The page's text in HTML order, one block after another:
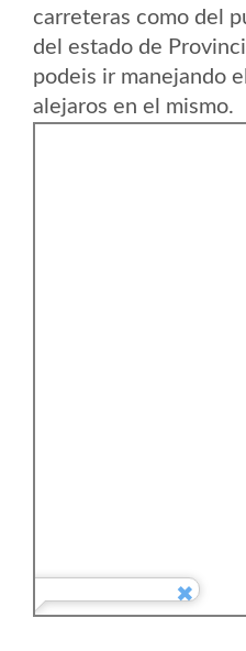
carreteras como del
del estado de
podeis ir manejando
alejaros en el mismo.